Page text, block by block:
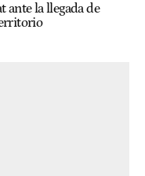
ante la llegada de